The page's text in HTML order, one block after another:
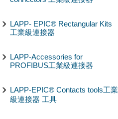
LAPP- EPIC® Rectangular Kits
工業級連接器
LAPP-Accessories for
PROFIBUS工業級連接器
LAPP-EPIC® Contacts tools工業
級連接器 工具